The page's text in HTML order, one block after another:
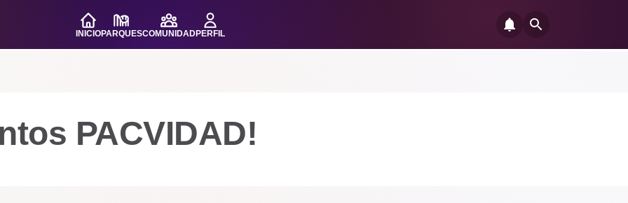
INICIOPARQUESCOMUNIDADPERFIL
PACVIDAD!